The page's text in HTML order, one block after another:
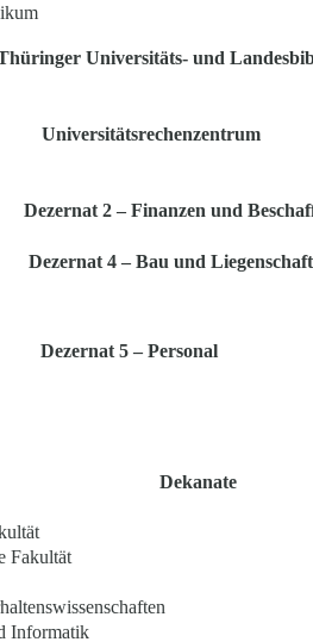
Universitäts- und
Universitätsrechenzentrum
Dezernat 2 – Finanzen und
Dezernat 4 – Bau und
Dezernat 5 – Personal
Dekanate
Fakultät
Informatik